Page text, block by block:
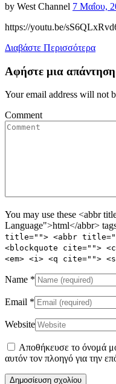
by West Channel Posted
7 Μαΐου,
https://youtu.be/
Διαβάστε Περισσότερα
Αφήστε μια απάντηση
Your email address will not
Comment
You may use these <abbr
Language">html</abbr>
title=""> <abbr
<blockquote cite="">
<em> <i> <q cite="">
Name *
Email *
Website
Αποθήκευσε το όνομά
αυτόν τον πλοηγό για την